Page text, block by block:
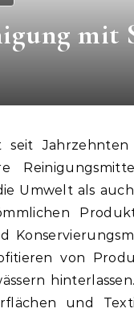
mit
seit
Umwelt als
von
und